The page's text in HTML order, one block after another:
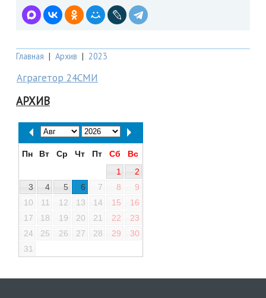
Главная | Архив | 2023
Аграгетор 24СМИ
АРХИВ
Пн Вт Ср Чт Пт Сб
Вс
1
2
3
4 5 6 7 8
9
10
11 12 13 14 15
16
17
18 19 20 21 22
23
24
25 26 27 28 29
30
31